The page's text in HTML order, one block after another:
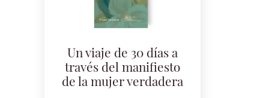
Un viaje de 30 días a
través del manifiesto
de la mujer verdadera